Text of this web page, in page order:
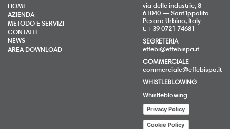
HOME
AZIENDA
METODO E SERVIZI
CONTATTI
NEWS
AREA DOWNLOAD
via delle industrie, 8
61040 — Sant’Ippolito
Pesaro Urbino, Italy
t. +39 0721 74681
SEGRETERIA
effebi@effebispa.it
COMMERCIALE
commerciale@effebispa.it
WHISTLEBLOWING
Whistleblowing
Privacy Policy
Cookie Policy